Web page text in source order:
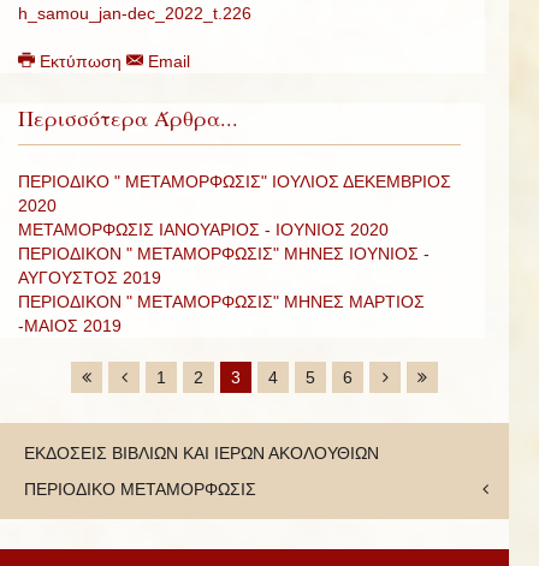
h_samou_jan-dec_2022_t.226
Εκτύπωση Email
Περισσότερα Άρθρα...
ΠΕΡΙΟΔΙΚΟ " ΜΕΤΑΜΟΡΦΩΣΙΣ" ΙΟΥΛΙΟΣ ΔΕΚΕΜΒΡΙΟΣ
2020
ΜΕΤΑΜΟΡΦΩΣΙΣ ΙΑΝΟΥΑΡΙΟΣ - ΙΟΥΝΙΟΣ 2020
ΠΕΡΙΟΔΙΚΟΝ " ΜΕΤΑΜΟΡΦΩΣΙΣ" ΜΗΝΕΣ ΙΟΥΝΙΟΣ -
ΑΥΓΟΥΣΤΟΣ 2019
ΠΕΡΙΟΔΙΚΟΝ " ΜΕΤΑΜΟΡΦΩΣΙΣ" ΜΗΝΕΣ ΜΑΡΤΙΟΣ
-ΜΑΙΟΣ 2019
1 2 3 4 5 6
ΕΚΔΟΣΕΙΣ ΒΙΒΛΙΩΝ ΚΑΙ ΙΕΡΩΝ ΑΚΟΛΟΥΘΙΩΝ
ΠΕΡΙΟΔΙΚΟ ΜΕΤΑΜΟΡΦΩΣΙΣ